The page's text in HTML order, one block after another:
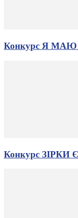
Конкурс Я МАЮ
Конкурс ЗІРКИ